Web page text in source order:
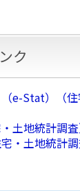
ク
e-Stat）（
土地統計調査
・土地統計